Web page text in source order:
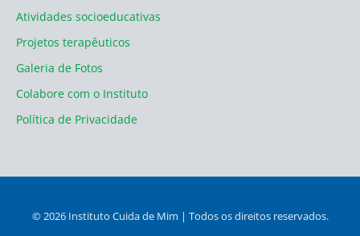
Atividades socioeducativas
Projetos terapêuticos
Galeria de Fotos
Colabore com o Instituto
Política de Privacidade
© 2026 Instituto Cuida de Mim | Todos os direitos reservados.